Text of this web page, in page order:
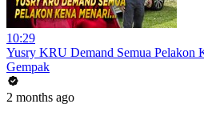
10:29
Yusry KRU Demand Semua Pelakon
Gempak
2 months ago